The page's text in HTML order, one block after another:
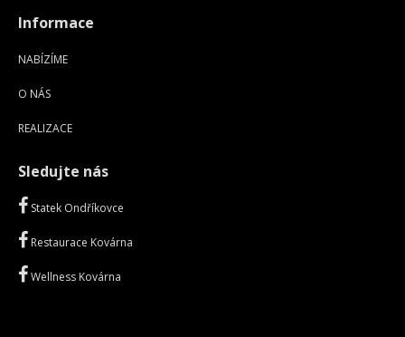
Informace
NABÍZÍME
O NÁS
REALIZACE
Sledujte nás
Statek Ondříkovce
Restaurace Kovárna
Wellness Kovárna